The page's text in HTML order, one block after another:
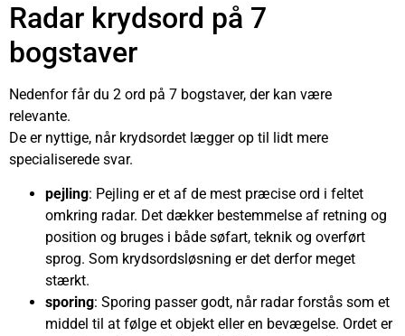
Radar krydsord på 7
bogstaver
Nedenfor får du 2 ord på 7 bogstaver, der kan være
relevante.
De er nyttige, når krydsordet lægger op til lidt mere
specialiserede svar.
pejling: Pejling er et af de mest præcise ord i feltet
omkring radar. Det dækker bestemmelse af retning og
position og bruges i både søfart, teknik og overført
sprog. Som krydsordsløsning er det derfor meget
stærkt.
sporing: Sporing passer godt, når radar forstås som et
middel til at følge et objekt eller en bevægelse. Ordet er